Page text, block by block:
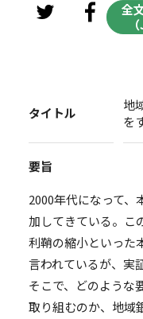
全
タイトル
地
を
要旨
2000年代になって
加してきている。こ
利鞘の縮小といった
言われているが、実
そこで、どのような
取り組むのか、地域